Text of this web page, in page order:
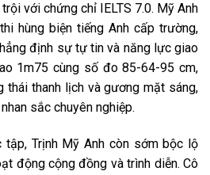
với chứng chỉ IELTS 7.0. Mỹ Anh
hùng biện tiếng Anh cấp trường,
định sự tự tin và năng lực giao
1m75 cùng số đo 85-64-95 cm,
thái thanh lịch và gương mặt sáng,
sắc chuyên nghiệp.
tập, Trịnh Mỹ Anh còn sớm bộc lộ
động cộng đồng và trình diễn. Cô